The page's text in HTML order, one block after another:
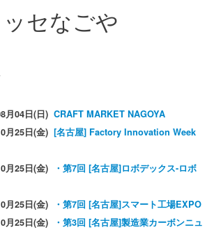
セなごや
月04日(日) CRAFT MARKET NAGOYA
月25日(金) [名古屋] Factory Innovation Week
月25日(金)
・第7回 [名古屋]ロボデックス-ロボ
月25日(金)
・第7回 [名古屋]スマート工場EXPO
月25日(金)
・第3回 [名古屋]製造業カーボンニュ